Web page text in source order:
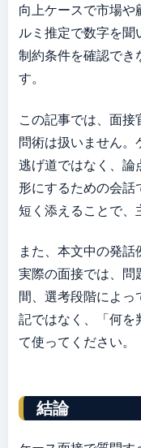
向上ケースで市場や
ルミ推定で数字を
制約条件を確認でき
す。
この記事では、面
問術は扱いません
逃げ道ではなく、論
形にするための会話
短く添えることで、
また、本文中の発話
実際の面接では、問
間、選考段階によ
記ではなく、「何を
て使ってください。
結論